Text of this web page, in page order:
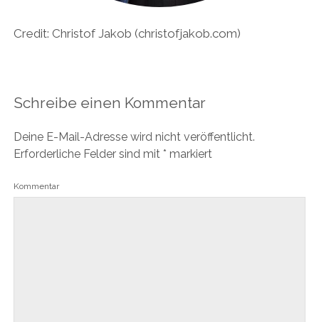
Credit: Christof Jakob (christofjakob.com)
Schreibe einen Kommentar
Deine E-Mail-Adresse wird nicht veröffentlicht.
Erforderliche Felder sind mit * markiert
Kommentar